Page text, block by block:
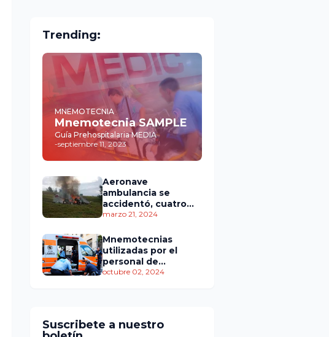
Trending:
MNEMOTECNIA
Mnemotecnia SAMPLE
Guía Prehospitalaria MEDIA
-septiembre 11, 2023
Aeronave
ambulancia se
accidentó, cuatro
personas murieron
marzo 21, 2024
Mnemotecnias
utilizadas por el
personal de
atención
octubre 02, 2024
Suscribete a nuestro